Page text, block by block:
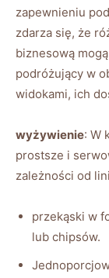
zapewnieniu
zdarza ⁢się, ⁢że
biznesową
podróżujący w
widokami, ich
wyżywienie: W
‌prostsze i
zależności od⁢
przekąski​ w‍
lub chipsów.